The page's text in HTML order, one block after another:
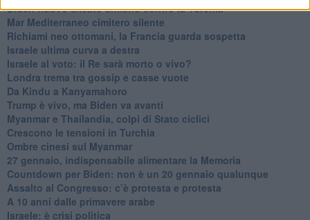
Biden nuovo alleato armeno contro la Turchia
Mar Mediterraneo cimitero silente
Richiami neo ottomani, la Francia guarda sospetta
Israele ultima curva a destra
Israele al voto: il Re sarà morto o vivo?
Londra trema tra gossip e casse vuote
Da Kindu a Kanyamahoro
Trump è vivo, ma Biden va avanti
Myanmar e Thailandia, colpi di Stato ciclici
Crescono le tensioni in Turchia
Ombre cinesi sul Myanmar
27 gennaio, indispensabile alimentare la Memoria
Countdown per Biden: non è un 20 gennaio qualunque
Assalto al Congresso: c’è protesta e protesta
A 10 anni dalle primavere arabe
Israele: è crisi politica